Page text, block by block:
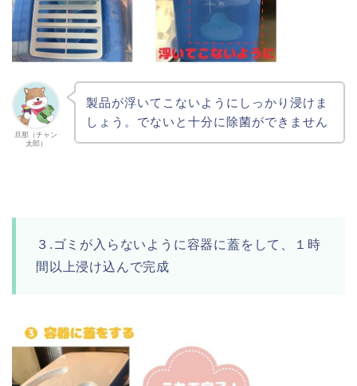
旦那（チャン
太郎）
製品が浮いてこないようにしっかり浸けま
しょう。でないと十分に除菌ができません
３.ゴミが入らないように容器に蓋をして、１時
間以上浸け込んで完成